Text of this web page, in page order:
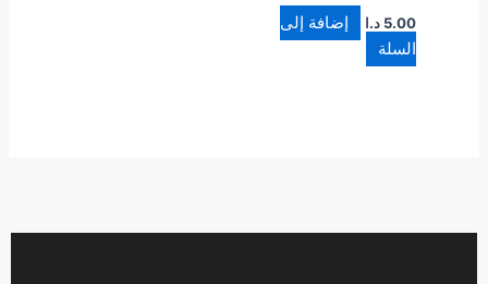
5.00 د.ا
إضافة إلى
السلة